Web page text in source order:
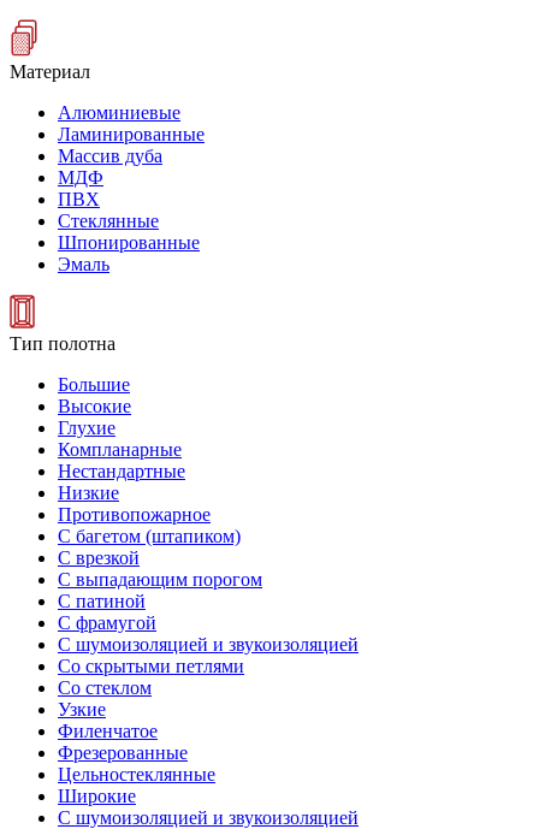
Материал
Алюминиевые
Ламинированные
Массив дуба
МДФ
ПВХ
Стеклянные
Шпонированные
Эмаль
Тип полотна
Большие
Высокие
Глухие
Компланарные
Нестандартные
Низкие
Противопожарное
С багетом (штапиком)
С врезкой
С выпадающим порогом
С патиной
С фрамугой
С шумоизоляцией и звукоизоляцией
Со скрытыми петлями
Со стеклом
Узкие
Филенчатое
Фрезерованные
Цельностеклянные
Широкие
С шумоизоляцией и звукоизоляцией